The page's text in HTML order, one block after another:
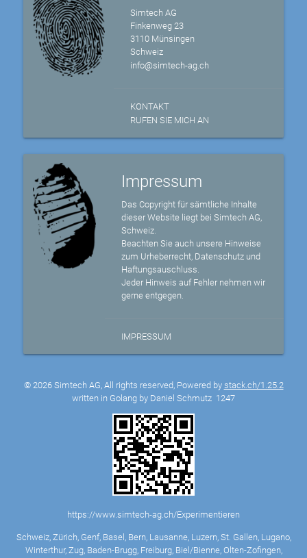
Simtech AG
Finkenweg 23
3110 Münsingen
Schweiz
info@simtech-ag.ch
KONTAKT
RUFEN SIE MICH AN
Impressum
Das Copyright für sämtliche Inhalte
dieser Website liegt bei Simtech AG,
Schweiz.
Beachten Sie auch unsere Hinweise
zum Urheberrecht, Datenschutz und
Haftungsauschluss.
Jeder Hinweis auf Fehler nehmen wir
gerne entgegen.
IMPRESSUM
© 2026 Simtech AG, All rights reserved, Powered by stack.ch/1.25.2
written in Golang by Daniel Schmutz 1247
https://www.simtech-ag.ch/Experimentieren
Schweiz, Zürich, Genf, Basel, Bern, Lausanne, Luzern, St. Gallen, Lugano,
Winterthur, Zug, Baden-Brugg, Freiburg, Biel/Bienne, Olten-Zofingen,